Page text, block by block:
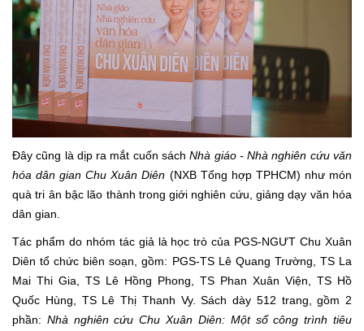
Đây cũng là dịp ra mắt cuốn sáchNhà giáo - Nhà nghiên cứu văn
hóa dân gian Chu Xuân Diên (NXB Tổng hợp TPHCM) như món
quà tri ân bậc lão thành trong giới nghiên cứu, giảng dạy văn hóa
dân gian.
Tác phẩm do nhóm tác giả là học trò của PGS-NGƯT Chu Xuân
Diên tổ chức biên soạn, gồm: PGS-TS Lê Quang Trường, TS La
Mai Thi Gia, TS Lê Hồng Phong, TS Phan Xuân Viện, TS Hồ
Quốc Hùng, TS Lê Thị Thanh Vy. Sách dày 512 trang, gồm 2
phần: Nhà nghiên cứu Chu Xuân Diên: Một số công trình tiêu